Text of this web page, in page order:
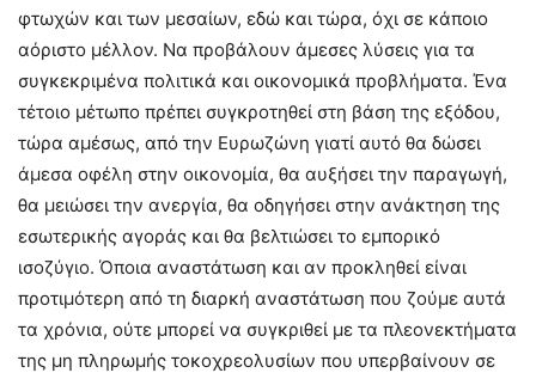
φτωχών και των μεσαίων, εδώ και τώρα, όχι σε κάποιο
αόριστο μέλλον. Να προβάλουν άμεσες λύσεις για τα
συγκεκριμένα πολιτικά και οικονομικά προβλήματα. Ένα
τέτοιο μέτωπο πρέπει συγκροτηθεί στη βάση της εξόδου,
τώρα αμέσως, από την Ευρωζώνη γιατί αυτό θα δώσει
άμεσα οφέλη στην οικονομία, θα αυξήσει την παραγωγή,
θα μειώσει την ανεργία, θα οδηγήσει στην ανάκτηση της
εσωτερικής αγοράς και θα βελτιώσει το εμπορικό
ισοζύγιο. Όποια αναστάτωση και αν προκληθεί είναι
προτιμότερη από τη διαρκή αναστάτωση που ζούμε αυτά
τα χρόνια, ούτε μπορεί να συγκριθεί με τα πλεονεκτήματα
της μη πληρωμής τοκοχρεολυσίων που υπερβαίνουν σε